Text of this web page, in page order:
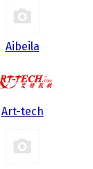
Aibeila
Art-tech